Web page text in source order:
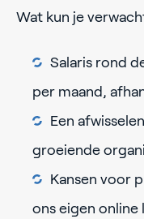
Wat kun je
Salaris rond
per maand,
Een
groeiende
Kansen voor
ons eigen